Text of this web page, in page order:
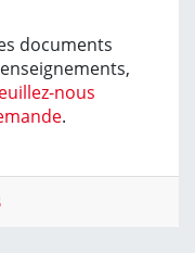
documents
nous
.